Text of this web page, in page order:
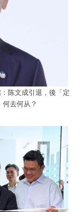
陈文成引退，後「定
去何从？